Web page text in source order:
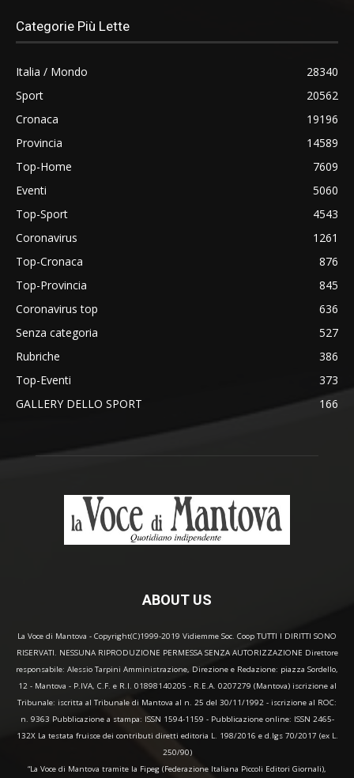
Categorie Più Lette
Italia / Mondo
28340
Sport
20562
Cronaca
19196
Provincia
14589
Top-Home
7609
Eventi
5060
Top-Sport
4543
Coronavirus
1261
Top-Cronaca
876
Top-Provincia
845
Coronavirus top
636
Senza categoria
527
Rubriche
386
Top-Eventi
373
GALLERY DELLO SPORT
166
ABOUT US
La Voce di Mantova - Copyright(C)1999-2019 Vidiemme Soc. Coop TUTTI I DIRITTI SONO
RISERVATI. NESSUNA RIPRODUZIONE PERMESSA SENZA AUTORIZZAZIONE Direttore
responsabile: Alessio Tarpini Amministrazione, Direzione e Redazione: piazza Sordello,
12 - Mantova - P.IVA, C.F. e R.I. 01898140205 - R.E.A. 0207279 (Mantova) iscrizione al
Tribunale: iscritta al Tribunale di Mantova al n. 25 del 30/11/1992 - iscrizione al ROC:
n. 9363 Pubblicazione a stampa: ISSN 1594-1159 - Pubblicazione online: ISSN 2465-
132X La testata fruisce dei contributi diretti editoria L. 198/2016 e d.lgs 70/2017 (ex L.
250/90)
“La Voce di Mantova tramite la Fipeg (Federazione Italiana Piccoli Editori Giornali),